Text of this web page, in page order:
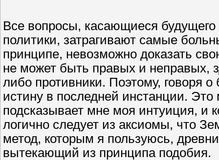
Все вопросы, касающиеся будущего
политики, затрагивают самые
принципе, невозможно доказать
не может быть правых и неправых,
либо противники. Поэтому, говоря
истину в последней инстанции.
подсказывает мне моя интуиция, и
логично следует из аксиомы, что
метод, которым я пользуюсь,
вытекающий из принципа подобия.